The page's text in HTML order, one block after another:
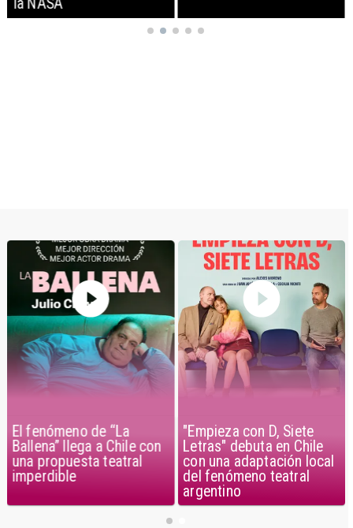
El fenómeno de “La
Ballena” llega a Chile con
una propuesta teatral
imperdible
"Empieza con D, Siete
Letras" debuta en Chile
con una adaptación local
del fenómeno teatral
argentino